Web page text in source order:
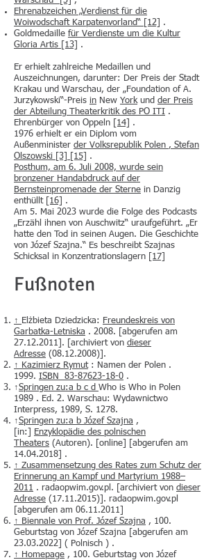
Ehrenabzeichen „Verdienst für die
Woiwodschaft Karpatenvorland“
[12]
.
Goldmedaille für Verdienste um die Kultur
Gloria Artis
[13] .
Er erhielt zahlreiche Medaillen und
Auszeichnungen, darunter: Der Preis der Stadt
Krakau und Warschau, der „Foundation of A.
Jurzykowski“-Preis in New Yorkund der Preis
der Abteilung Theaterkritik des PO ITI .
Ehrenbürger von Oppeln
[14]
.
1976 erhielt er ein Diplom vom
Außenminister der Volksrepublik Polen , Stefan
Olszowski
[3] [15]
.
Posthum, am 6. Juli 2008, wurde sein
bronzener Handabdruck auf der
Bernsteinpromenade der Sterne in Danzig
enthüllt
[16]
.
Am 5. Mai 2023 wurde die Folge des Podcasts
„Erzähl ihnen von Auschwitz“ uraufgeführt. „Er
hatte den Tod in seinen Augen. Die Geschichte
von Józef Szajna.“ Es beschreibt Szajnas
Schicksal in Konzentrationslagern
[17]
Fußnoten
↑ Elżbieta Dziedzicka:
Freundeskreis von
Garbatka-Letniska . 2008. [abgerufen am
27.12.2011]. [archiviert von dieser
Adresse (08.12.2008) ].
↑
Kazimierz Rymut: Namen der Polen .
1999. ISBN 83-87623-18-0 .
↑Springen zu:a b c d Who is Who in Polen
1989 . Ed. 2. Warschau: Wydawnictwo
Interpress, 1989, S. 1278.
↑Springen zu:a b Józef Szajna ,
[in:]
Enzyklopädie des polnischen
Theaters (Autoren). [online] [abgerufen am
14.04.2018 ] .
↑ Zusammensetzung des Rates zum Schutz der
Erinnerung an Kampf und Martyrium 1988–
2011 . radaopwim.gov.pl. [archiviert von dieser
Adresse (17.11.2015) ]. radaopwim.gov.pl
[abgerufen am 06.11.2011
↑
Biennale von Prof. Józef Szajna , 100.
Geburtstag von Józef Szajna [abgerufen am
23.03.2022 ] ( Polnisch ) .
↑
Homepage , 100. Geburtstag von Józef